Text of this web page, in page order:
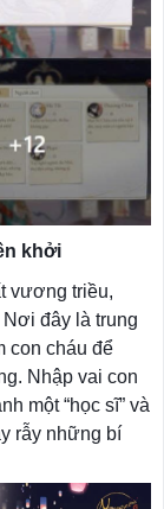
khởi
vương triều,
Nơi đây là trung
con cháu để
Nhập vai con
một “học sĩ” và
rẫy những bí